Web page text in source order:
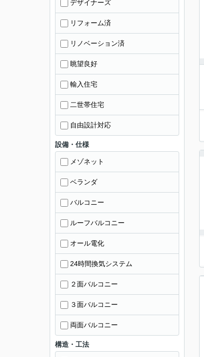
デザイナーズ
リフォーム済
リノベーション済
眺望良好
輸入住宅
二世帯住宅
自由設計対応
設備・仕様
メゾネット
ベランダ
バルコニー
ルーフバルコニー
オール電化
24時間換気システム
２面バルコニー
３面バルコニー
両面バルコニー
構造・工法